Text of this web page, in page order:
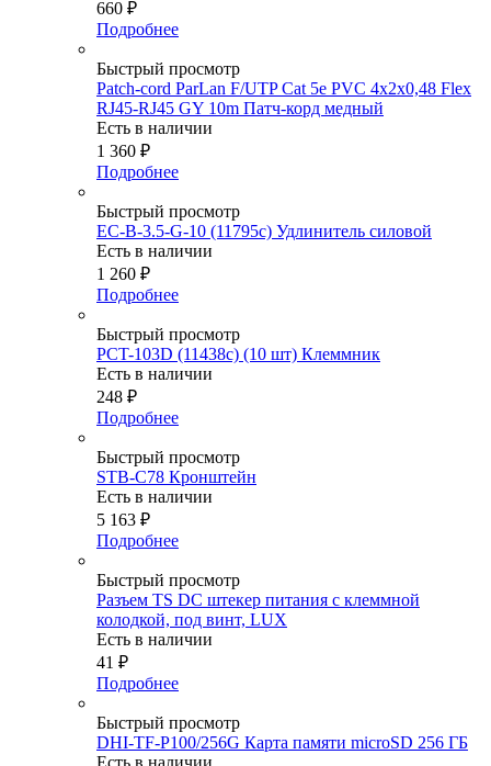
660 ₽
Подробнее
Быстрый просмотр
Patch-cord ParLan F/UTP Cat 5e PVC 4х2х0,48 Flex
RJ45-RJ45 GY 10m Патч-корд медный
Есть в наличии
1 360 ₽
Подробнее
Быстрый просмотр
EC-B-3.5-G-10 (11795c) Удлинитель силовой
Есть в наличии
1 260 ₽
Подробнее
Быстрый просмотр
PCT-103D (11438c) (10 шт) Клеммник
Есть в наличии
248 ₽
Подробнее
Быстрый просмотр
STB-C78 Кронштейн
Есть в наличии
5 163 ₽
Подробнее
Быстрый просмотр
Разъем TS DC штекер питания с клеммной
колодкой, под винт, LUX
Есть в наличии
41 ₽
Подробнее
Быстрый просмотр
DHI-TF-P100/256G Карта памяти microSD 256 ГБ